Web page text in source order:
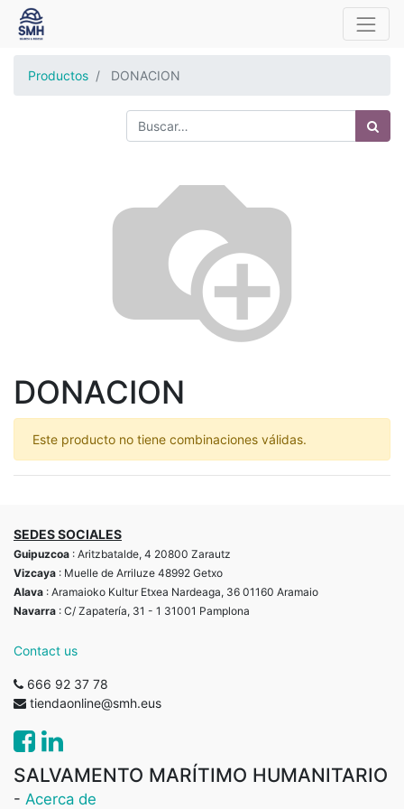
Productos DONACION
DONACION
Este producto no tiene combinaciones válidas.
SEDES SOCIALES
Guipuzcoa : Aritzbatalde, 4 20800 Zarautz
Vizcaya : Muelle de Arriluze 48992 Getxo
Alava : Aramaioko Kultur Etxea Nardeaga, 36 01160 Aramaio
Navarra : C/ Zapatería, 31 - 1 31001 Pamplona
Contact us
666 92 37 78
tiendaonline@smh.eus
SALVAMENTO MARÍTIMO HUMANITARIO
- Acerca de